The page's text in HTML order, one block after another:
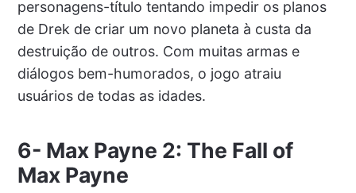
personagens-título tentando impedir os planos
de Drek de criar um novo planeta à custa da
destruição de outros. Com muitas armas e
diálogos bem-humorados, o jogo atraiu
usuários de todas as idades.
6- Max Payne 2: The Fall of
Max Payne